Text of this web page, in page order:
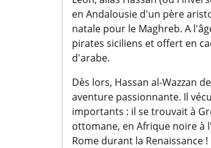
en Andalousie d'un père
natale pour le Maghreb. A
pirates siciliens et offert en
d'arabe.
Dès lors, Hassan al-Wazzan
aventure passionnante. Il
importants : il se trouvait à
ottomane, en Afrique noire à
Rome durant la Renaissance !